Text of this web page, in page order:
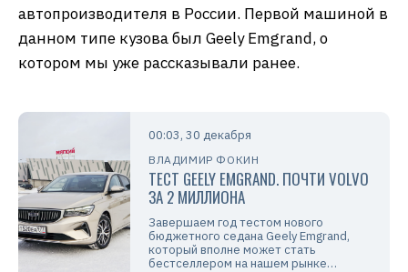
автопроизводителя в России. Первой машиной в
данном типе кузова был Geely Emgrand, о
котором мы уже рассказывали ранее.
00:03, 30 декабря
ВЛАДИМИР ФОКИН
ТЕСТ GEELY EMGRAND. ПОЧТИ VOLVO
ЗА 2 МИЛЛИОНА
Завершаем год тестом нового
бюджетного седана Geely Emgrand,
который вполне может стать
бестселлером на нашем рынке…